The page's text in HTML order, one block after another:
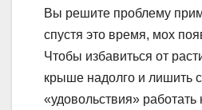
Вы решите проблему
спустя это время, мох
Чтобы избавиться от
крыше надолго и лишить
«удовольствия» работать